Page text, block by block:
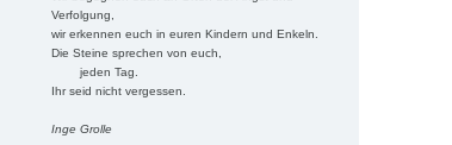
Verfolgung,
wir erkennen euch in euren Kindern und Enkeln.
Die Steine sprechen von euch,
jeden Tag.
Ihr seid nicht vergessen.
Inge Grolle